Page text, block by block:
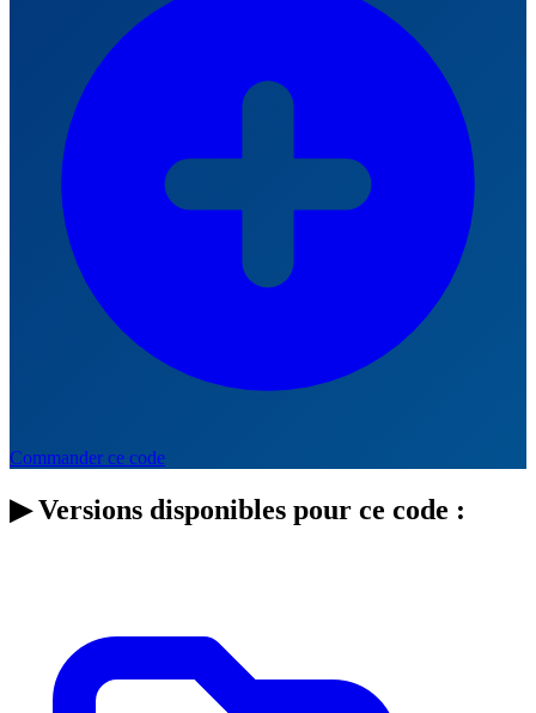
Commander ce code
▶Versions disponibles pour ce code :